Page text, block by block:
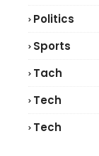
Politics
Sports
Tach
Tech
Tech